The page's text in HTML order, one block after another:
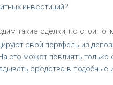
инвестиций?
такие сделки, но стоит
свой портфель из
это может повлиять
средства в подобные